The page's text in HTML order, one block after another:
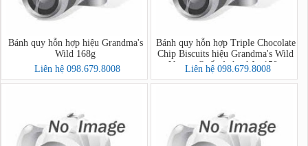
Bánh quy hỗn hợp hiệu Grandma's
Wild 168g
Liên hệ 098.679.8008
Bánh quy hỗn hợp Triple Chocolate
Chip Biscuits hiệu Grandma's Wild
Vương Quốc Anh - hộp 150g
Liên hệ 098.679.8008